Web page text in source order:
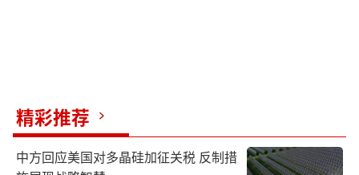
精彩推荐
中方回应美国对多晶硅加征关税 反制措